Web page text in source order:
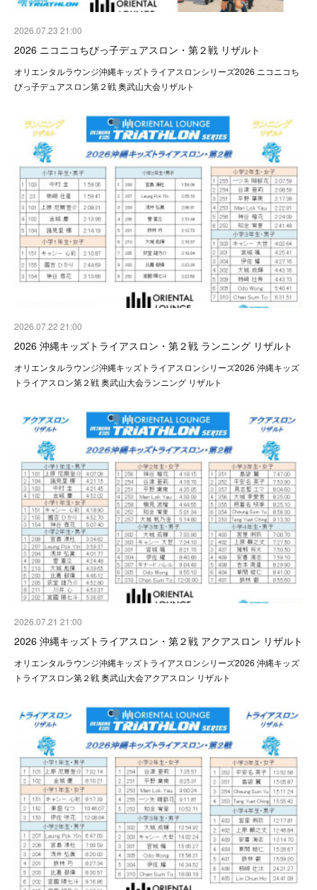
2026.07.23 21:00
2026 ニコニコちびっ子デュアスロン・第２戦 リザルト
オリエンタルラウンジ沖縄キッズトライアスロンシリーズ2026 ニコニコち
びっ子デュアスロン第２戦 奥武山大会リザルト
2026.07.22 21:00
2026 沖縄キッズトライアスロン・第２戦 ランニング リザルト
オリエンタルラウンジ沖縄キッズトライアスロンシリーズ2026 沖縄キッズ
トライアスロン第２戦 奥武山大会ランニング リザルト
2026.07.21 21:00
2026 沖縄キッズトライアスロン・第２戦 アクアスロン リザルト
オリエンタルラウンジ沖縄キッズトライアスロンシリーズ2026 沖縄キッズ
トライアスロン第２戦 奥武山大会アクアスロン リザルト